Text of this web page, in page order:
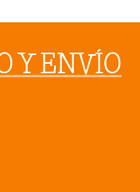
Y ENVÍO